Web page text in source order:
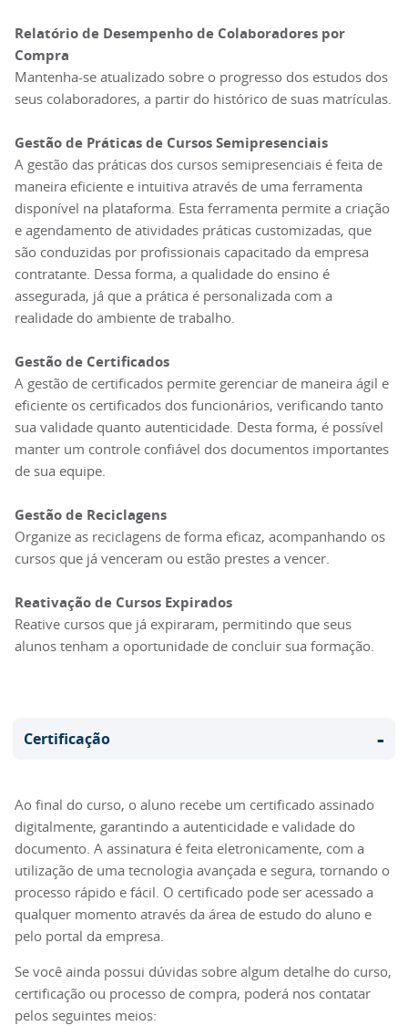
Relatório de Desempenho de Colaboradores por
Compra
Mantenha-se atualizado sobre o progresso dos estudos dos
seus colaboradores, a partir do histórico de suas matrículas.
Gestão de Práticas de Cursos Semipresenciais
A gestão das práticas dos cursos semipresenciais é feita de
maneira eficiente e intuitiva através de uma ferramenta
disponível na plataforma. Esta ferramenta permite a criação
e agendamento de atividades práticas customizadas, que
são conduzidas por profissionais capacitado da empresa
contratante. Dessa forma, a qualidade do ensino é
assegurada, já que a prática é personalizada com a
realidade do ambiente de trabalho.
Gestão de Certificados
A gestão de certificados permite gerenciar de maneira ágil e
eficiente os certificados dos funcionários, verificando tanto
sua validade quanto autenticidade. Desta forma, é possível
manter um controle confiável dos documentos importantes
de sua equipe.
Gestão de Reciclagens
Organize as reciclagens de forma eficaz, acompanhando os
cursos que já venceram ou estão prestes a vencer.
Reativação de Cursos Expirados
Reative cursos que já expiraram, permitindo que seus
alunos tenham a oportunidade de concluir sua formação.
Certificação -
Ao final do curso, o aluno recebe um certificado assinado
digitalmente, garantindo a autenticidade e validade do
documento. A assinatura é feita eletronicamente, com a
utilização de uma tecnologia avançada e segura, tornando o
processo rápido e fácil. O certificado pode ser acessado a
qualquer momento através da área de estudo do aluno e
pelo portal da empresa.
Se você ainda possui dúvidas sobre algum detalhe do curso,
certificação ou processo de compra, poderá nos contatar
pelos seguintes meios: